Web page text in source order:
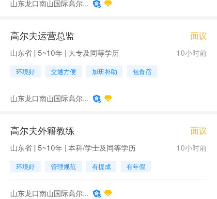
山东龙口南山国际高尔...
高尔夫运营总监 面议
山东省 | 5~10年 | 大专及同等学历 10小时前
环境好 交通方便 加班补助 包食宿
山东龙口南山国际高尔...
高尔夫外籍教练 面议
山东省 | 5~10年 | 本科/学士及同等学历 10小时前
环境好 管理规范 有提成 有年假
山东龙口南山国际高尔...